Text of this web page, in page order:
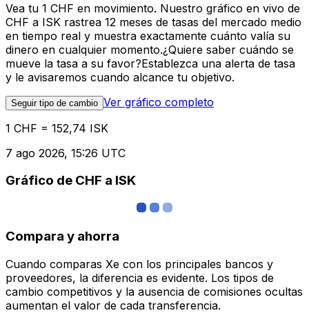
Vea tu 1 CHF en movimiento. Nuestro gráfico en vivo de
CHF a ISK rastrea 12 meses de tasas del mercado medio
en tiempo real y muestra exactamente cuánto valía su
dinero en cualquier momento.¿Quiere saber cuándo se
mueve la tasa a su favor?Establezca una alerta de tasa
y le avisaremos cuando alcance tu objetivo.
Seguir tipo de cambio Ver gráfico completo
1 CHF = 152,74 ISK
7 ago 2026, 15:26 UTC
Gráfico de CHF a ISK
Compara y ahorra
Cuando comparas Xe con los principales bancos y
proveedores, la diferencia es evidente. Los tipos de
cambio competitivos y la ausencia de comisiones ocultas
aumentan el valor de cada transferencia.